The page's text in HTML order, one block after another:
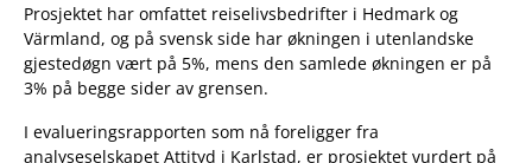
Prosjektet har omfattet reiselivsbedrifter i Hedmark og
Värmland, og på svensk side har økningen i utenlandske
gjestedøgn vært på 5%, mens den samlede økningen er på
3% på begge sider av grensen.
I evalueringsrapporten som nå foreligger fra
analyseselskapet Attityd i Karlstad, er prosjektet vurdert på